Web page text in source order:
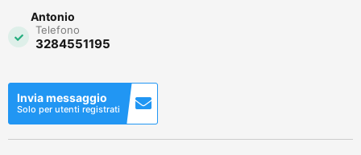
Antonio
Telefono
3284551195
Invia messaggio
Solo per utenti registrati